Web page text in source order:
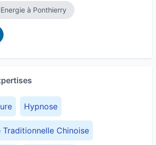
à Ponthierry
Hypnose
Traditionnelle Chinoise